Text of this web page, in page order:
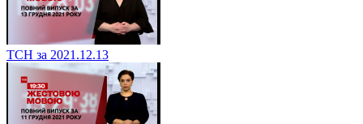
ТСН за 2021.12.13